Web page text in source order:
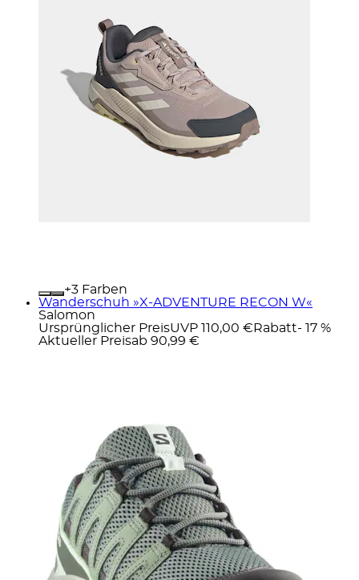
+
Farben
Wanderschuh »X-ADVENTURE RECON W«
Salomon
Ursprünglicher PreisUVP 110,00 € Rabatt- 17 %
Aktueller Preisab 90,99 €